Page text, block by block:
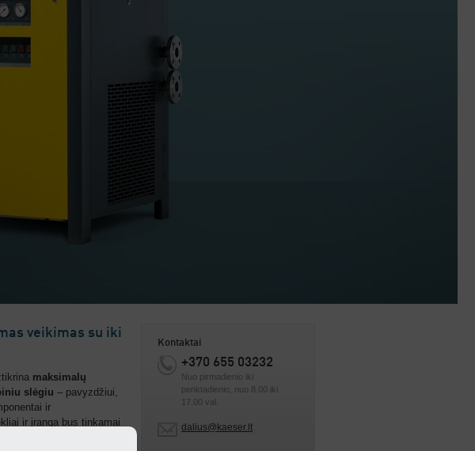
veikimas su iki
maksimalų
slėgiu – pavyzdžiui,
ir
ir įranga bus tinkamai
Kontaktai
+370 655 03232
Nuo pirmadienio iki
penktadienio, nuo 8.00 iki
17.00 val.
dalius@kaeser.lt